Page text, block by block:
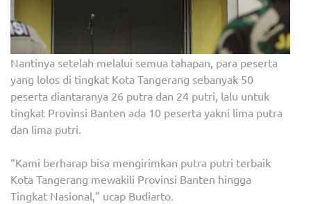
Nantinya setelah melalui semua tahapan, para peserta
yang lolos di tingkat Kota Tangerang sebanyak 50
peserta diantaranya 26 putra dan 24 putri, lalu untuk
tingkat Provinsi Banten ada 10 peserta yakni lima putra
dan lima putri.
“Kami berharap bisa mengirimkan putra putri terbaik
Kota Tangerang mewakili Provinsi Banten hingga
Tingkat Nasional,” ucap Budiarto.